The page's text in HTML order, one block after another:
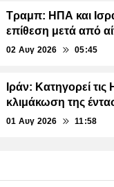
Τραμπ: ΗΠΑ και
επίθεση μετά από
02 Αυγ 2026 05:45
Ιράν: Κατηγορεί
κλιμάκωση της
01 Αυγ 2026 11:58